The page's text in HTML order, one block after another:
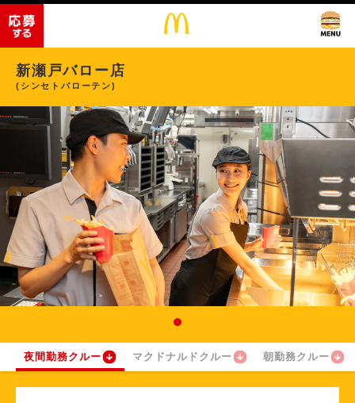
新瀬戸バロー店
(シンセトバローテン)
夜間勤務クルー マクドナルドクルー 朝勤務クルー